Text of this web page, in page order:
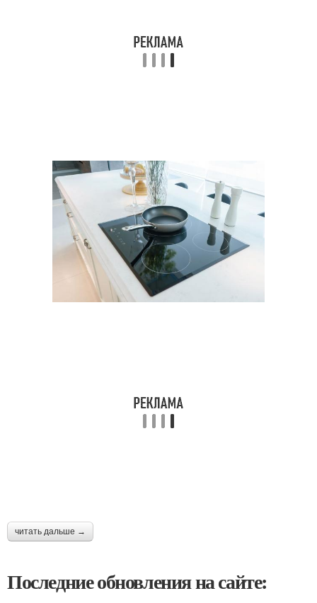
читать дальше →
Последние обновления на сайте: